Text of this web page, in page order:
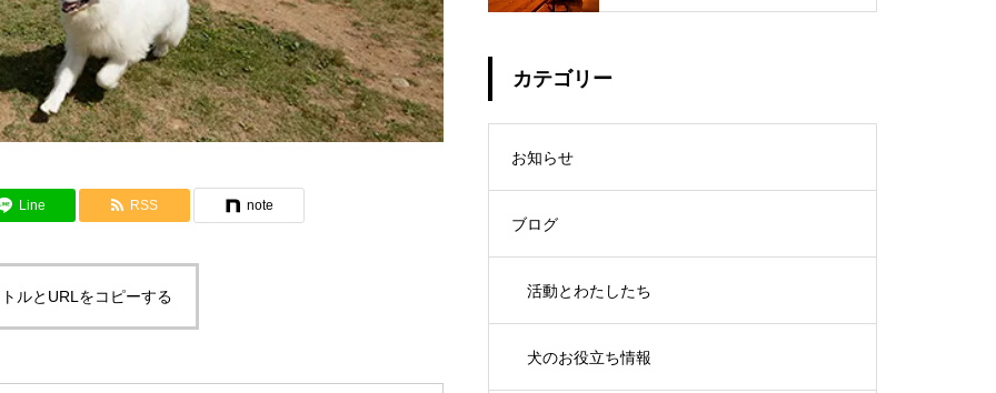
Line RSS note
ルとURLをコピーする
カテゴリー
お知らせ
ブログ
活動とわたしたち
犬のお役立ち情報